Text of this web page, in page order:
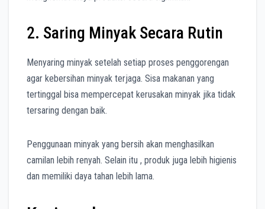
2. Saring Minyak Secara Rutin
Menyaring minyak setelah setiap proses penggorengan
agar kebersihan minyak terjaga. Sisa makanan yang
tertinggal bisa mempercepat kerusakan minyak jika tidak
tersaring dengan baik.
Penggunaan minyak yang bersih akan menghasilkan
camilan lebih renyah. Selain itu , produk juga lebih higienis
dan memiliki daya tahan lebih lama.